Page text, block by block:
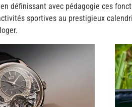
définissant avec pédagogie ces
sportives au prestigieux